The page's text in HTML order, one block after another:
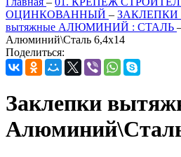
ОЦИНКОВАННЫЙ – ЗАКЛЕПКИ
вытяжные АЛЮМИНИЙ : СТАЛЬ
Алюминий\Сталь 6,4х14
Поделиться:
Заклепки